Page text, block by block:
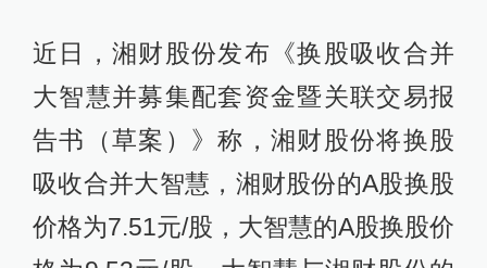
近日，湘财股份发布《换股吸收合并
大智慧并募集配套资金暨关联交易报
告书（草案）》称，湘财股份将换股
吸收合并大智慧，湘财股份的A股换股
价格为7.51元/股，大智慧的A股换股价